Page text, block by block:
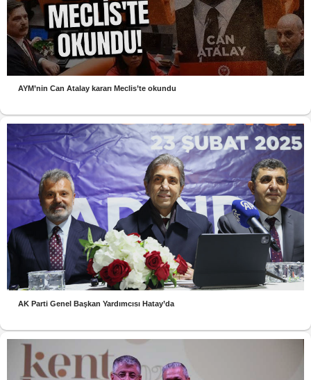
AYM’nin Can Atalay kararı Meclis’te okundu
AK Parti Genel Başkan Yardımcısı Hatay’da